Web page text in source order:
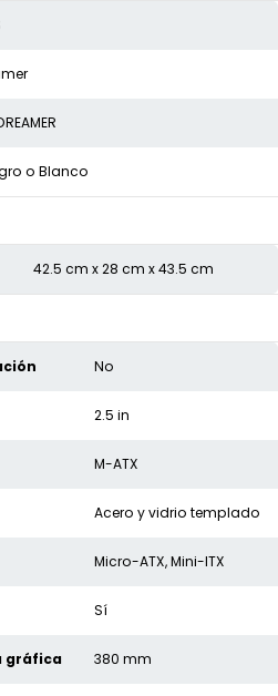
o Blanco
42.5 cm x 28 cm x 43.5 cm
No
2.5 in
M-ATX
Acero y vidrio templado
Micro-ATX, Mini-ITX
Sí
gráfica 380 mm